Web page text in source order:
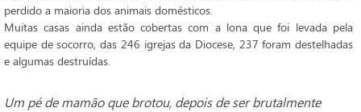
perdido a maioria dos animais domésticos.
Muitas casas ainda estão cobertas com a lona que foi levada pela
equipe de socorro, das 246 igrejas da Diocese, 237 foram destelhadas
e algumas destruídas.
Um pé de mamão que brotou, depois de ser brutalmente